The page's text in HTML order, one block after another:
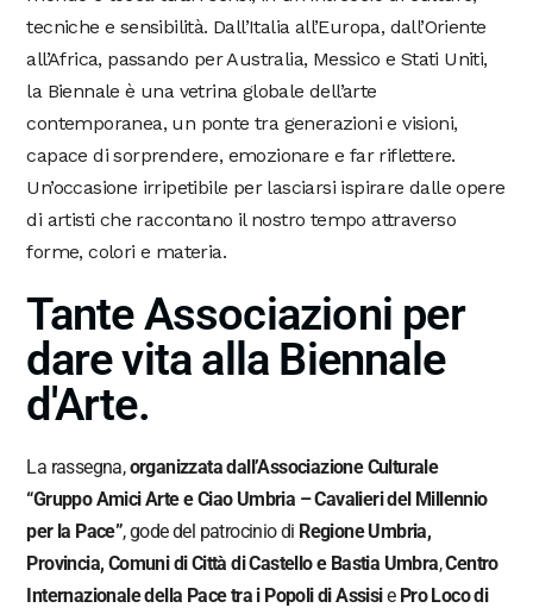
tecniche e sensibilità. Dall’Italia all’Europa, dall’Oriente
all’Africa, passando per Australia, Messico e Stati Uniti,
la Biennale è una vetrina globale dell’arte
contemporanea, un ponte tra generazioni e visioni,
capace di sorprendere, emozionare e far riflettere.
Un’occasione irripetibile per lasciarsi ispirare dalle opere
di artisti che raccontano il nostro tempo attraverso
forme, colori e materia.
Tante Associazioni per
dare vita alla Biennale
d'Arte.
La rassegna,organizzata dall’Associazione Culturale
“Gruppo Amici Arte e Ciao Umbria – Cavalieri del Millennio
per la Pace”, gode del patrocinio di Regione Umbria,
Provincia, Comuni di Città di Castello e Bastia Umbra,Centro
Internazionale della Pace tra i Popoli di Assisie Pro Loco di